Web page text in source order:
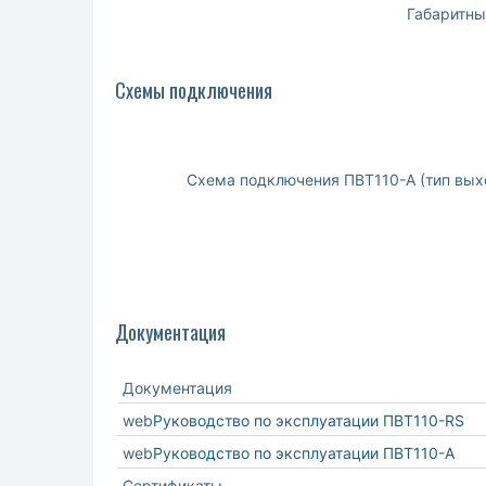
Схемы подключения
Схема подключения ПВТ110-A (тип
Документация
Документация
webРуководство по эксплуатации ПВТ110-RS
webРуководство по эксплуатации ПВТ110-A